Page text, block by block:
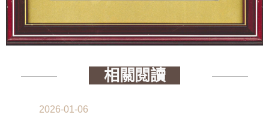
相關閱讀
2026-01-06